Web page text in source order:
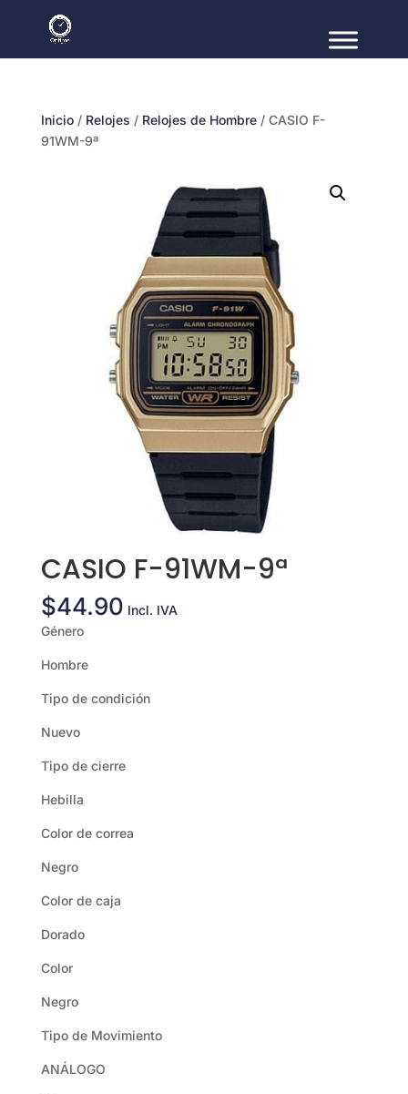
Inicio/ Relojes / Relojes de Hombre/ CASIO F-
91WM-9ª
CASIO F-91WM-9ª
$44.90 Incl. IVA
Género
Hombre
Tipo de condición
Nuevo
Tipo de cierre
Hebilla
Color de correa
Negro
Color de caja
Dorado
Color
Negro
Tipo de Movimiento
ANÁLOGO